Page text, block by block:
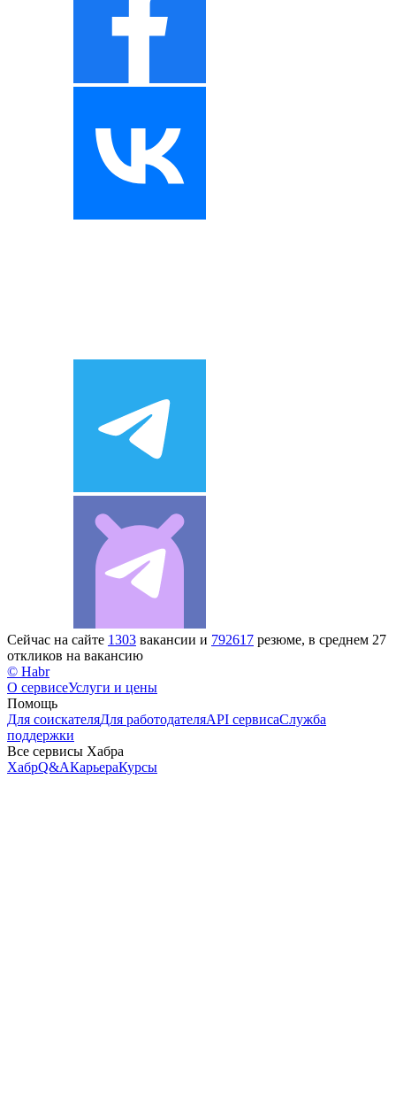
Сейчас на сайте 1303 вакансии и 792617 резюме, в среднем 27
откликов на вакансию
© Habr
О сервисеУслуги и цены
Помощь
Для соискателяДля работодателяAPI сервисаСлужба
поддержки
Все сервисы Хабра
ХабрQ&AКарьераКурсы